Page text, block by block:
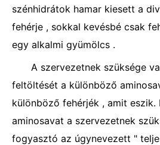
szénhidrátok hamar kiesett a
fehérje , sokkal kevésbé csak
egy alkalmi gyümölcs .
A szervezetnek szüksége
feltöltését a különböző
különböző fehérjék , amit eszik.
aminosavat a szervezetnek
fogyasztó az úgynevezett "